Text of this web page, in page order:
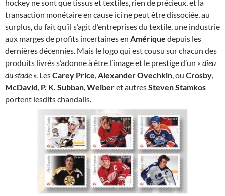
hockey ne sont que tissus et textiles, rien de précieux, et la
transaction monétaire en cause ici ne peut être dissociée, au
surplus, du fait qu’il s’agit d’entreprises du textile, une industrie
aux marges de profits incertaines en Amérique depuis les
dernières décennies. Mais le logo qui est cousu sur chacun des
produits livrés s’adonne à être l’image et le prestige d’un « dieu
du stade ». LesCarey Price,Alexander Ovechkin, ou Crosby,
McDavid, P. K. Subban,Weiberet autresSteven Stamkos
portent lesdits chandails.